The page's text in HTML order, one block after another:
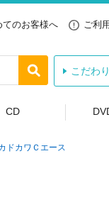
てのお客様へ ご利
こだわ
CD
ドカワＣエース